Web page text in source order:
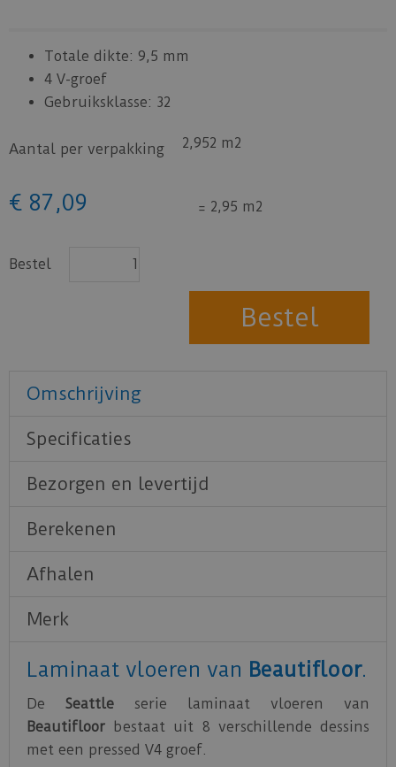
Totale dikte: 9,5 mm
4 V-groef
Gebruiksklasse: 32
Aantal per verpakking 2,952 m2
€ 87,09 = 2,95 m2
Bestel
Omschrijving
Specificaties
Bezorgen en levertijd
Berekenen
Afhalen
Merk
Laminaat vloeren van Beautifloor.
De Seattle serie laminaat vloeren van
Beautifloor bestaat uit 8 verschillende dessins
met een pressed V4 groef.